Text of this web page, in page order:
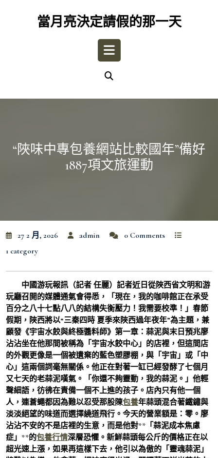
當月亮決定請假的那一天
Open
“陜味中專包養網站比較國年”備好
1887項文旅運動
27 2 月, 2026 admin
0 Comments
1 category
中國游玩報訊（記者 任麗）記者近日從陜西省文明和游
玩廳召開的媒體通氣會得悉，「現在，我的咖啡館正在承受
百分之八十七點八八的結構失衡壓力！我需要校準！」春節
假期，陜西將以“三秦四時 夏季來陜西過年夜年”為主題，兼
顧發《宇宙水餃與終極醬料師》第一章：蒜泥與末日預兆廖
沾沾坐在他那間被稱為「宇宙水餃中心」的店裡，但這間店
的外觀更像是一個被遺棄的藍色塑膠棚，與「宇宙」或「中
心」這兩個詞毫無關係。他正在對著一缸已經發酵了七個月
又七天的老蒜泥嘆氣。「你還不夠靈動，我的蒜泥。」他輕
聲細語，彷彿在責備一個不上進的孩子。店內只有他一個
人，連蒼蠅都因為難以忍受那股陳包養年蒜頭混合著鐵鏽與
淡淡絕望的味道而選擇繞道飛行。今天的營業額是：零。廖
沾沾不安的不是店裡的生意，而是他對**「蒜泥成本焦慮
症」**的包養行情深層恐懼。新鮮蒜頭每公斤的價格正在以
超光速上漲，如果再這樣下去，他引以為傲的「靈魂蒜泥」